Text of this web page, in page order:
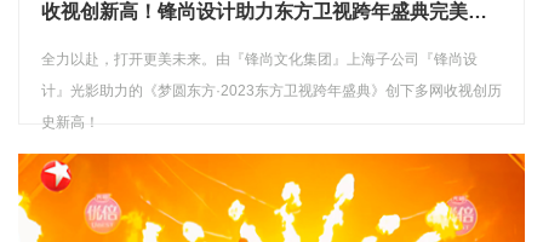
收视创新高！锋尚设计助力东方卫视跨年盛典完美收官
全力以赴，打开更美未来。由『锋尚文化集团』上海子公司『锋尚设
计』光影助力的《梦圆东方·2023东方卫视跨年盛典》创下多网收视创历
史新高！
查看详情